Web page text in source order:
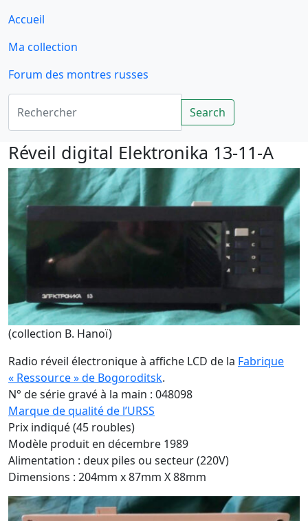
Accueil
Ma collection
Forum des montres russes
Rechercher
Search
Réveil digital Elektronika 13-11-A
(collection B. Hanoï)
Radio réveil électronique à affiche LCD de la Fabrique
« Ressource » de Bogoroditsk.
N° de série gravé à la main : 048098
Marque de qualité de l’URSS
Prix indiqué (45 roubles)
Modèle produit en décembre 1989
Alimentation : deux piles ou secteur (220V)
Dimensions : 204mm x 87mm X 88mm